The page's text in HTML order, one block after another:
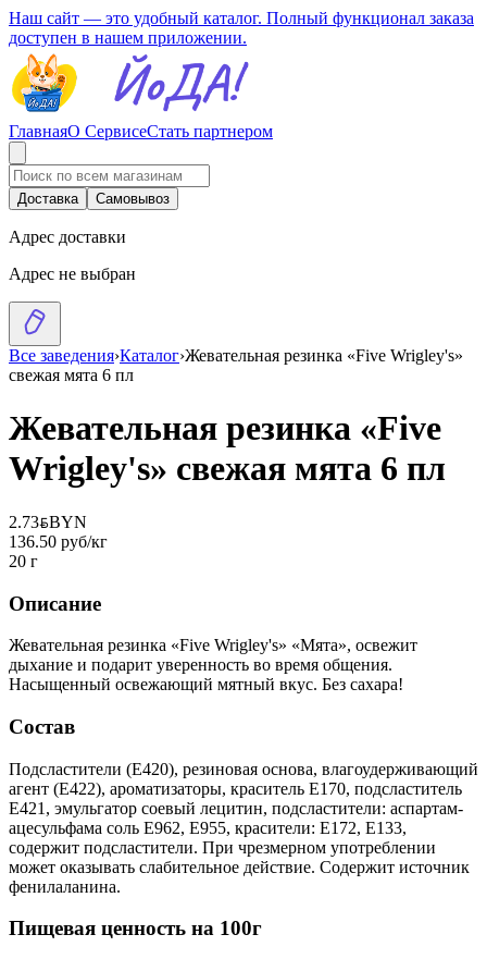
Наш сайт — это удобный каталог. Полный функционал заказа
доступен в нашем приложении.
ГлавнаяО СервисеСтать партнером
Доставка Самовывоз
Адрес доставки
Адрес не выбран
Все заведения›Каталог›Жевательная резинка «Five Wrigley's»
свежая мята 6 пл
Жевательная резинка «Five
Wrigley's» свежая мята 6 пл
2.73BYNBYN
136.50 руб/кг
20 г
Описание
Жевательная резинка «Five Wrigley's» «Мята», освежит
дыхание и подарит уверенность во время общения.
Насыщенный освежающий мятный вкус. Без сахара!
Состав
Подсластители (Е420), резиновая основа, влагоудерживающий
агент (Е422), ароматизаторы, краситель Е170, подсластитель
Е421, эмульгатор соевый лецитин, подсластители: аспартам-
ацесульфама соль Е962, Е955, красители: Е172, Е133,
содержит подсластители. При чрезмерном употреблении
может оказывать слабительное действие. Содержит источник
фенилаланина.
Пищевая ценность на 100г